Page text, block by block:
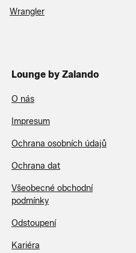
Wrangler
Lounge by Zalando
O nás
Impresum
Ochrana osobních údajů
Ochrana dat
Všeobecné obchodní
podmínky
Odstoupení
Kariéra